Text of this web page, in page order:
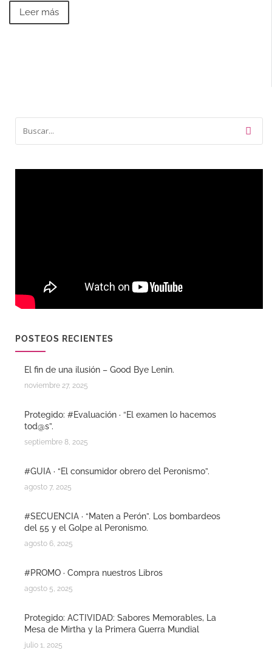
Leer más
POSTEOS RECIENTES
El fin de una ilusión – Good Bye Lenin.
noviembre 27, 2025
Protegido: #Evaluación · “El examen lo hacemos
tod@s”.
septiembre 8, 2025
#GUIA · “El consumidor obrero del Peronismo”.
agosto 7, 2025
#SECUENCIA · “Maten a Perón”. Los bombardeos
del 55 y el Golpe al Peronismo.
agosto 6, 2025
#PROMO · Compra nuestros Libros
agosto 5, 2025
Protegido: ACTIVIDAD: Sabores Memorables, La
Mesa de Mirtha y la Primera Guerra Mundial
julio 1, 2025